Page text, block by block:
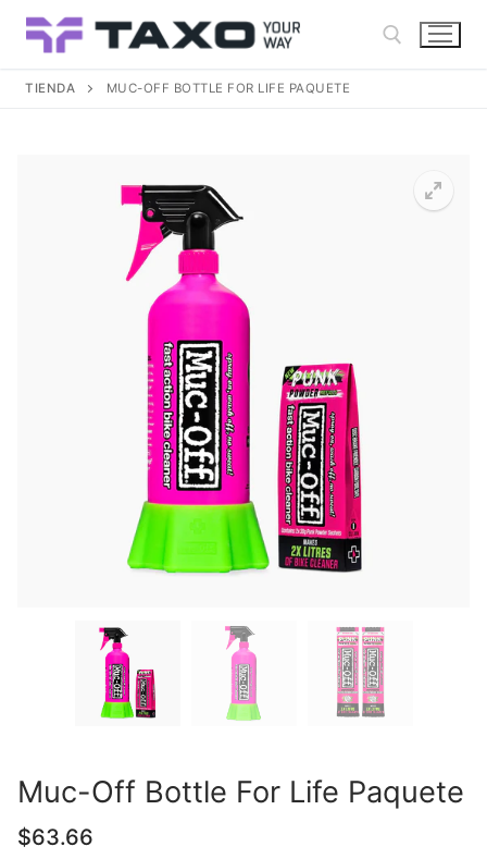
TIENDA MUC-OFF BOTTLE FOR LIFE PAQUETE
Muc-Off Bottle For Life Paquete
$63.66